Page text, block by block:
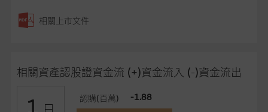
相關上市文件
相關資產認股證資金流 (+)資金流入 (-)資金流出
1 認購(百萬) -1.88
買或銷售任何證券、貸款或其他工具。網站內容由麥格理集團所
準備的資料編製而成，但不包括麥格理集團職員所知的資料。
在法律最大許可的情況下，麥格理集團及其任何相關公司或其董
事、高層職員、僱員或代理人不作陳述，亦不保證網站內容，或
任何與本網站相連結的第三者網站，在任何用途方面均可靠、完
整、合時及準確，對任何因任何形式(包括疏忽)由於網站內容的